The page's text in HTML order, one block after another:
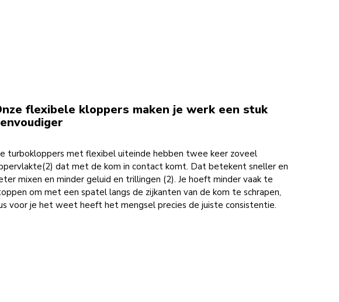
flexibele kloppers maken je werk een stuk
turbokloppers met flexibel uiteinde hebben twee keer zoveel
dat met de kom in contact komt. Dat betekent sneller en
mixen en minder geluid en trillingen (2). Je hoeft minder vaak te
om met een spatel langs de zijkanten van de kom te schrapen,
voor je het weet heeft het mengsel precies de juiste consistentie.